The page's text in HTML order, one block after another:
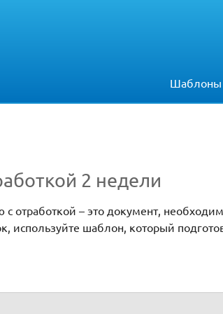
Шаблоны
2 недели
отработкой – это документ,
используйте шаблон, который